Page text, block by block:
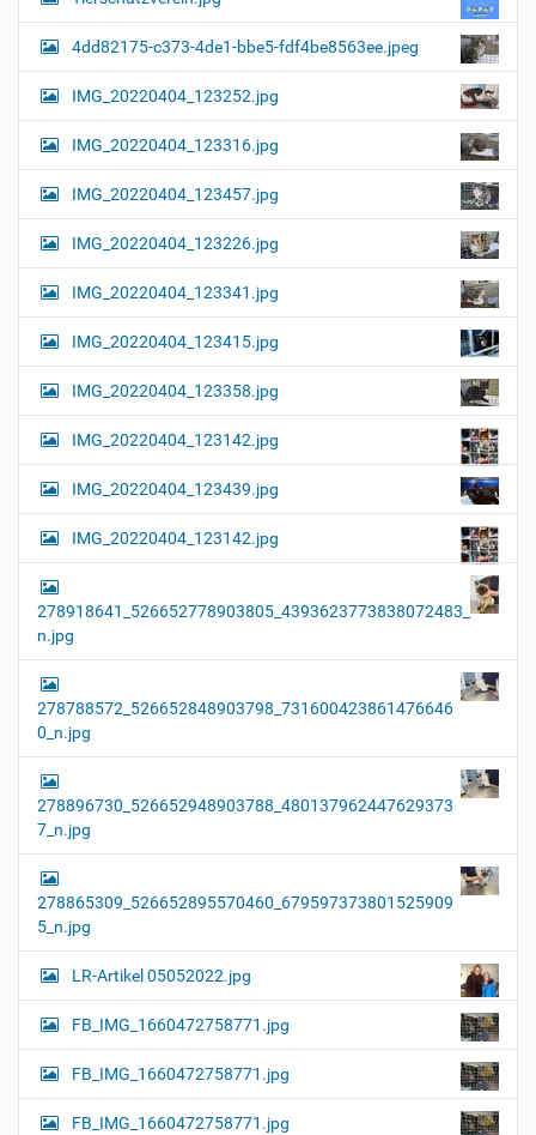
l
r
e
…
g
a
t
i
o
n
4dd82175-c373-4de1-bbe5-fdf4be8563ee.jpeg
IMG_20220404_123252.jpg
IMG_20220404_123316.jpg
IMG_20220404_123457.jpg
IMG_20220404_123226.jpg
IMG_20220404_123341.jpg
IMG_20220404_123415.jpg
IMG_20220404_123358.jpg
IMG_20220404_123142.jpg
IMG_20220404_123439.jpg
IMG_20220404_123142.jpg
278918641_526652778903805_4393623773838072483_
n.jpg
278788572_526652848903798_731600423861476646
0_n.jpg
278896730_526652948903788_480137962447629373
7_n.jpg
278865309_526652895570460_679597373801525909
5_n.jpg
LR-Artikel 05052022.jpg
FB_IMG_1660472758771.jpg
FB_IMG_1660472758771.jpg
FB_IMG_1660472758771.jpg